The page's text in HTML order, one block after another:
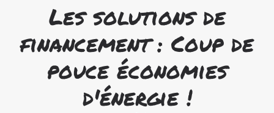
Les solutions de
financement : Coup de
pouce économies
d'énergie !